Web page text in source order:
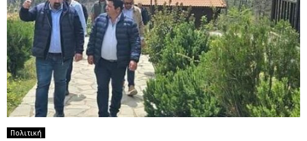
Πολιτική